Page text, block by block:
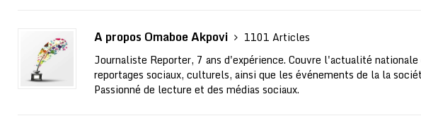
A propos Omaboe Akpovi
1101 Articles
Journaliste Reporter, 7 ans d'expérience. Couvre l'actualité
reportages sociaux, culturels, ainsi que les événements de la la
Passionné de lecture et des médias sociaux.